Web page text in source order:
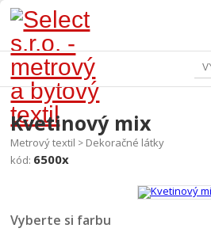
Kvetinový mix
Metrový textil > Dekoračné látky
kód: 6500x
Vyberte si farbu